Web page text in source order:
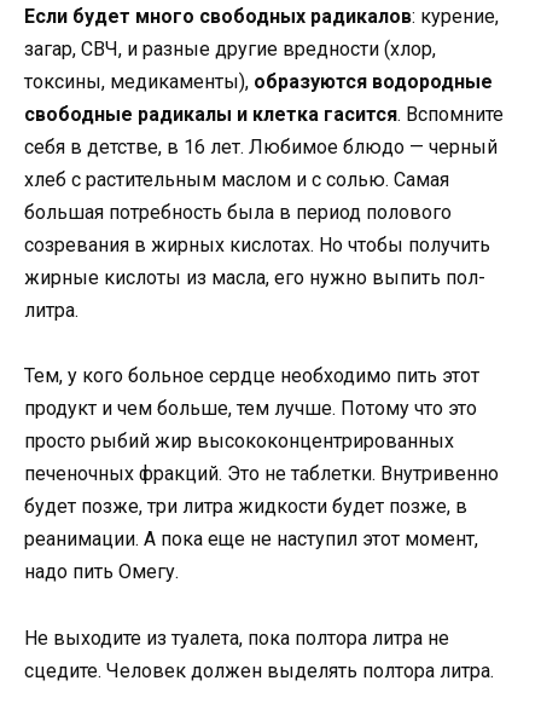
Если будет много свободных радикалов: курение,
загар, СВЧ, и разные другие вредности (хлор,
токсины, медикаменты), образуются водородные
свободные радикалы и клетка гасится. Вспомните
себя в детстве, в 16 лет. Любимое блюдо — черный
хлеб с растительным маслом и с солью. Самая
большая потребность была в период полового
созревания в жирных кислотах. Но чтобы получить
жирные кислоты из масла, его нужно выпить пол-
литра.
Тем, у кого больное сердце необходимо пить этот
продукт и чем больше, тем лучше. Потому что это
просто рыбий жир высококонцентрированных
печеночных фракций. Это не таблетки. Внутривенно
будет позже, три литра жидкости будет позже, в
реанимации. А пока еще не наступил этот момент,
надо пить Омегу.
Не выходите из туалета, пока полтора литра не
сцедите. Человек должен выделять полтора литра.